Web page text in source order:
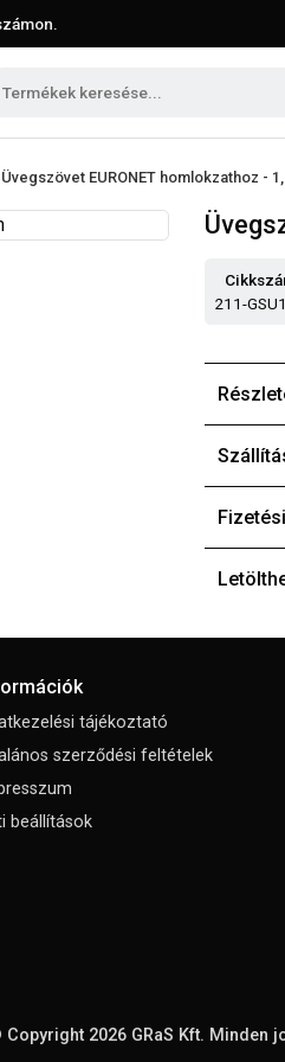
Üvegszövet EURONET homlokzathoz -
211-
tájékoztató
szerződési feltételek
beállítások
Copyright 2026 GRaS Kft. Minden